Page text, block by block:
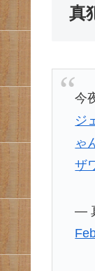
真
今
ジ
ゃ
ザ
—